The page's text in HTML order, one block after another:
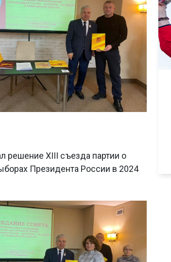
решение ХIII съезда партии о
Президента России в 2024